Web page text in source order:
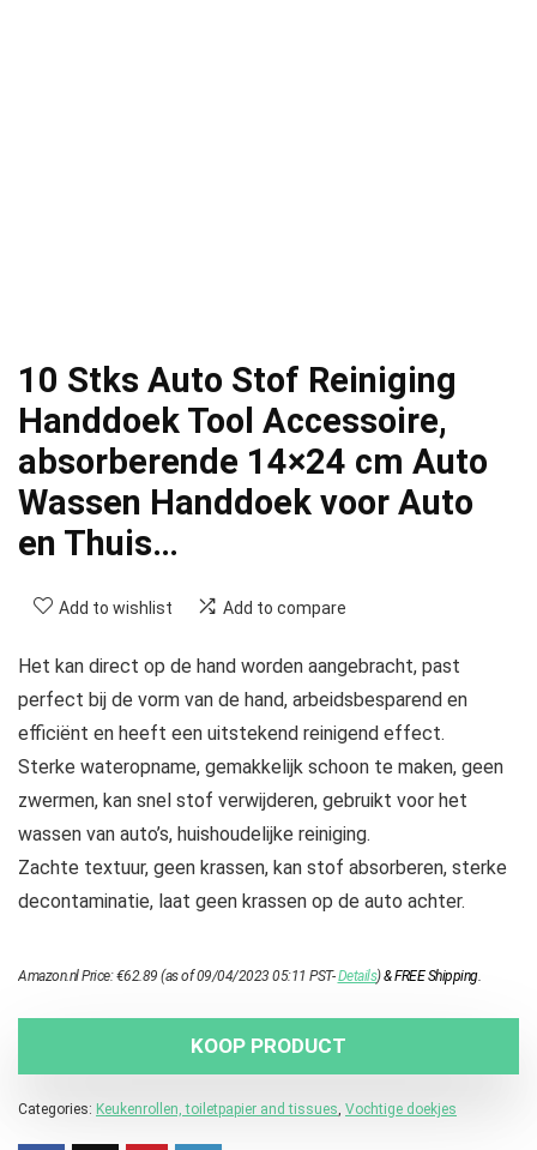
10 Stks Auto Stof Reiniging
Handdoek Tool Accessoire,
absorberende 14×24 cm Auto
Wassen Handdoek voor Auto
en Thuis…
Add to wishlist Add to compare
Het kan direct op de hand worden aangebracht, past
perfect bij de vorm van de hand, arbeidsbesparend en
efficiënt en heeft een uitstekend reinigend effect.
Sterke wateropname, gemakkelijk schoon te maken, geen
zwermen, kan snel stof verwijderen, gebruikt voor het
wassen van auto’s, huishoudelijke reiniging.
Zachte textuur, geen krassen, kan stof absorberen, sterke
decontaminatie, laat geen krassen op de auto achter.
Amazon.nl Price:€62.89 (as of 09/04/2023 05:11 PST-Details)&FREE Shipping.
KOOP PRODUCT
Categories: Keukenrollen, toiletpapier and tissues, Vochtige doekjes